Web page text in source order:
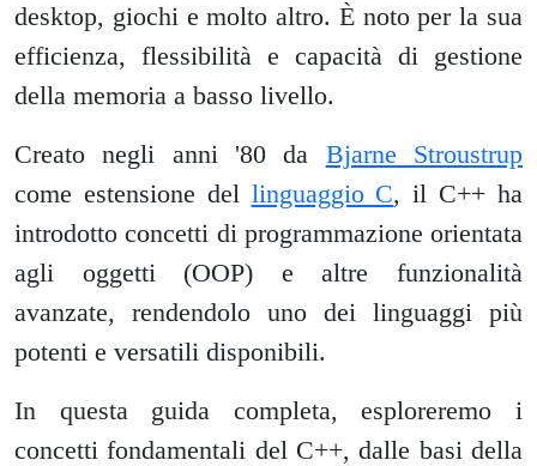
desktop, giochi e molto altro. È noto per la sua
efficienza, flessibilità e capacità di gestione
della memoria a basso livello.
Creato negli anni '80 da Bjarne Stroustrup
come estensione del linguaggio C, il C++ ha
introdotto concetti di programmazione orientata
agli oggetti (OOP) e altre funzionalità
avanzate, rendendolo uno dei linguaggi più
potenti e versatili disponibili.
In questa guida completa, esploreremo i
concetti fondamentali del C++, dalle basi della